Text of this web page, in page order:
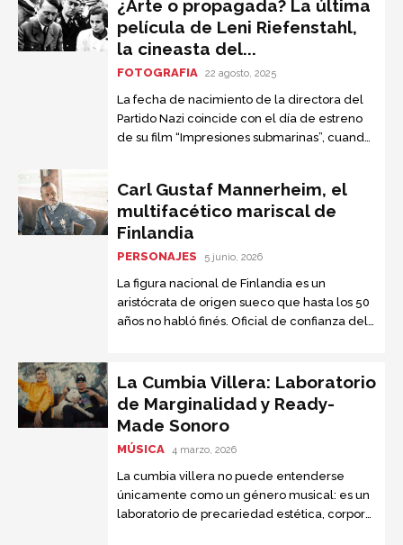
¿Arte o propagada? La última
película de Leni Riefenstahl,
la cineasta del...
FOTOGRAFIA 22 agosto, 2025
La fecha de nacimiento de la directora del
Partido Nazi coincide con el día de estreno
de su film “Impresiones submarinas”, cuando
Carl Gustaf Mannerheim, el
multifacético mariscal de
Finlandia
PERSONAJES 5 junio, 2026
La figura nacional de Finlandia es un
aristócrata de origen sueco que hasta los 50
años no habló finés. Oficial de confianza del
Primera Guerra Mundial y sólo aceptaba
reunirse con Hitler para que su país no
volviera a anexarse a Rusia.
La Cumbia Villera: Laboratorio
de Marginalidad y Ready-
Made Sonoro
MÚSICA 4 marzo, 2026
La cumbia villera no puede entenderse
únicamente como un género musical: es un
laboratorio de precariedad estética, corporal